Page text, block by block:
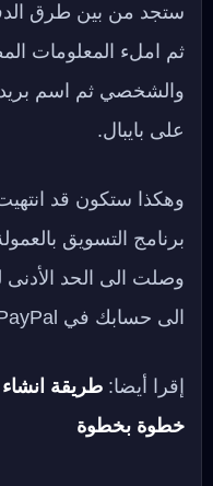
ثم املء المعلومات
والشخصي ثم اسم
على بايبال.
وهكذا ستكون قد
برنامج التسويق
وصلت الى الحد
الى حسابك في PayPal بشكل تلقائي.
إقرا أيضا:
خطوة بخطوة